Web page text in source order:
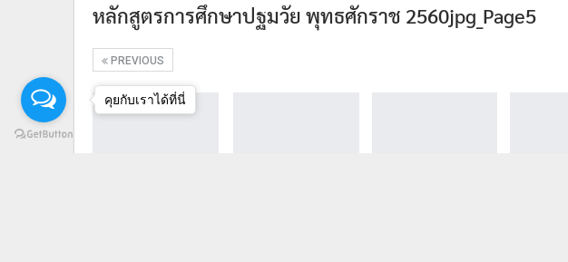
หลักสูตรการศึกษาปฐมวัย พุทธศักราช 2560jpg_Page5
PREVIOUS
คุยกับเราได้ที่นี่